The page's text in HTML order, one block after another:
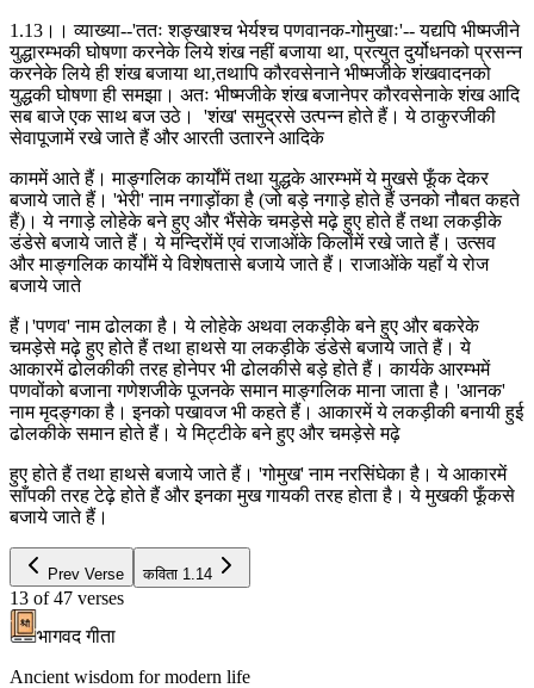
1.13।। व्याख्या--'ततः शङ्खाश्च भेर्यश्च पणवानक-गोमुखाः'-- यद्यपि भीष्मजीने
युद्धारम्भकी घोषणा करनेके लिये शंख नहीं बजाया था, प्रत्युत दुर्योधनको प्रसन्न
करनेके लिये ही शंख बजाया था,तथापि कौरवसेनाने भीष्मजीके शंखवादनको
युद्धकी घोषणा ही समझा। अतः भीष्मजीके शंख बजानेपर कौरवसेनाके शंख आदि
सब बाजे एक साथ बज उठे। 'शंख' समुद्रसे उत्पन्न होते हैं। ये ठाकुरजीकी
सेवापूजामें रखे जाते हैं और आरती उतारने आदिके
काममें आते हैं। माङ्गलिक कार्योंमें तथा युद्धके आरम्भमें ये मुखसे फूँक देकर
बजाये जाते हैं। 'भेरी' नाम नगाड़ोंका है (जो बड़े नगाड़े होते हैं उनको नौबत कहते
हैं)। ये नगाड़े लोहेके बने हुए और भैंसेके चमड़ेसे मढ़े हुए होते हैं तथा लकड़ीके
डंडेसे बजाये जाते हैं। ये मन्दिरोंमें एवं राजाओंके किलोंमें रखे जाते हैं। उत्सव
और माङ्गलिक कार्योंमें ये विशेषतासे बजाये जाते हैं। राजाओंके यहाँ ये रोज
बजाये जाते
हैं।'पणव' नाम ढोलका है। ये लोहेके अथवा लकड़ीके बने हुए और बकरेके
चमड़ेसे मढ़े हुए होते हैं तथा हाथसे या लकड़ीके डंडेसे बजाये जाते हैं। ये
आकारमें ढोलकीकी तरह होनेपर भी ढोलकीसे बड़े होते हैं। कार्यके आरम्भमें
पणवोंको बजाना गणेशजीके पूजनके समान माङ्गलिक माना जाता है। 'आनक'
नाम मृदङ्गका है। इनको पखावज भी कहते हैं। आकारमें ये लकड़ीकी बनायी हुई
ढोलकीके समान होते हैं। ये मिट्टीके बने हुए और चमड़ेसे मढ़े
हुए होते हैं तथा हाथसे बजाये जाते हैं। 'गोमुख' नाम नरसिंघेका है। ये आकारमें
साँपकी तरह टेढ़े होते हैं और इनका मुख गायकी तरह होता है। ये मुखकी फूँकसे
बजाये जाते हैं।
Prev Verse कविता 1.14
13 of 47 verses
भागवद गीता
Ancient wisdom for modern life